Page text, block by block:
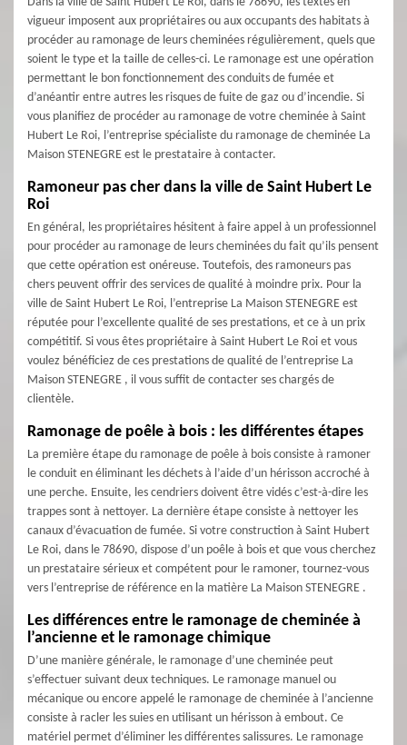
vigueur imposent aux propriétaires ou aux occupants des habitats à
procéder au ramonage de leurs cheminées régulièrement, quels que
soient le type et la taille de celles-ci. Le ramonage est une opération
permettant le bon fonctionnement des conduits de fumée et
d’anéantir entre autres les risques de fuite de gaz ou d’incendie. Si
vous planifiez de procéder au ramonage de votre cheminée à Saint
Hubert Le Roi, l’entreprise spécialiste du ramonage de cheminée La
Maison STENEGRE est le prestataire à contacter.
Ramoneur pas cher dans la ville de Saint Hubert Le
Roi
En général, les propriétaires hésitent à faire appel à un professionnel
pour procéder au ramonage de leurs cheminées du fait qu’ils pensent
que cette opération est onéreuse. Toutefois, des ramoneurs pas
chers peuvent offrir des services de qualité à moindre prix. Pour la
ville de Saint Hubert Le Roi, l’entreprise La Maison STENEGRE est
réputée pour l’excellente qualité de ses prestations, et ce à un prix
compétitif. Si vous êtes propriétaire à Saint Hubert Le Roi et vous
voulez bénéficiez de ces prestations de qualité de l’entreprise La
Maison STENEGRE , il vous suffit de contacter ses chargés de
clientèle.
Ramonage de poêle à bois : les différentes étapes
La première étape du ramonage de poêle à bois consiste à ramoner
le conduit en éliminant les déchets à l’aide d’un hérisson accroché à
une perche. Ensuite, les cendriers doivent être vidés c’est-à-dire les
trappes sont à nettoyer. La dernière étape consiste à nettoyer les
canaux d’évacuation de fumée. Si votre construction à Saint Hubert
Le Roi, dans le 78690, dispose d’un poêle à bois et que vous cherchez
un prestataire sérieux et compétent pour le ramoner, tournez-vous
vers l’entreprise de référence en la matière La Maison STENEGRE .
Les différences entre le ramonage de cheminée à
l’ancienne et le ramonage chimique
D’une manière générale, le ramonage d’une cheminée peut
s’effectuer suivant deux techniques. Le ramonage manuel ou
mécanique ou encore appelé le ramonage de cheminée à l’ancienne
consiste à racler les suies en utilisant un hérisson à embout. Ce
matériel permet d’éliminer les différentes salissures. Le ramonage